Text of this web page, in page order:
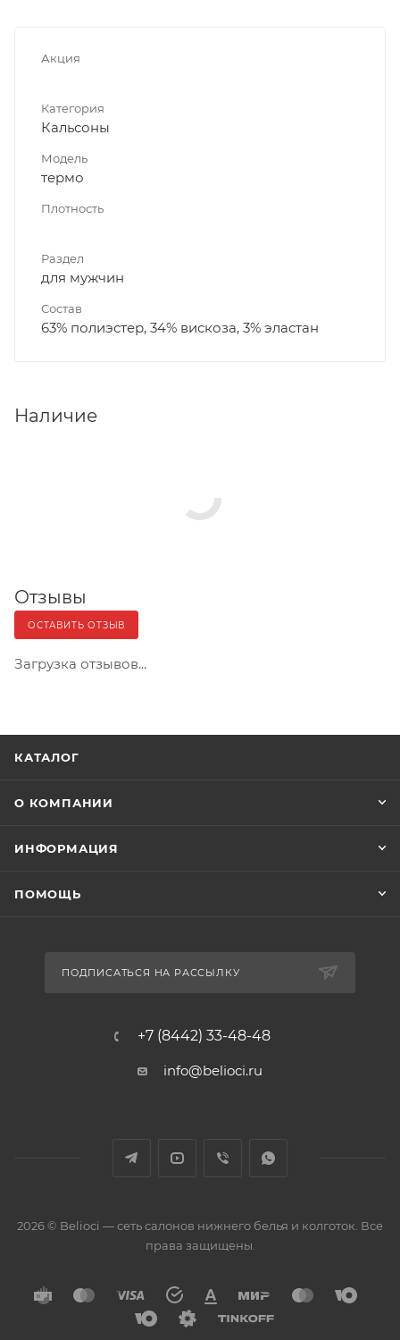
Акция
Категория
Кальсоны
Модель
термо
Плотность
Раздел
для мужчин
Состав
63% полиэстер, 34% вискоза, 3% эластан
Наличие
Отзывы
ОСТАВИТЬ ОТЗЫВ
Загрузка отзывов...
КАТАЛОГ
О КОМПАНИИ
ИНФОРМАЦИЯ
ПОМОЩЬ
ПОДПИСАТЬСЯ НА РАССЫЛКУ
+7 (8442) 33-48-48
info@belioci.ru
2026 © Belioci — сеть салонов нижнего белья и колготок. Все
права защищены.